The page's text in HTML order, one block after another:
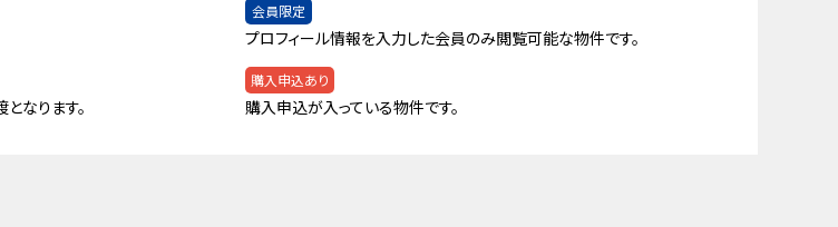
会員限定
プロフィール情報を入力した会員のみ閲覧可能な物件です。
なります。
購入申込あり
購入申込が入っている物件です。